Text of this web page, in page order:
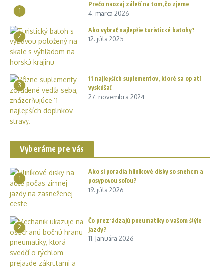
1
Prečo naozaj záleží na tom, čo zjeme
4. marca 2026
2
Ako vybrať najlepšie turistické batohy?
12. júla 2025
3
11 najlepších suplementov, ktoré sa oplatí
vyskúšať
27. novembra 2024
Vyberáme pre vás
1
Ako si poradia hliníkové disky so snehom a
posypovou soľou?
19. júla 2026
2
Čo prezrádzajú pneumatiky o vašom štýle
jazdy?
11. januára 2026